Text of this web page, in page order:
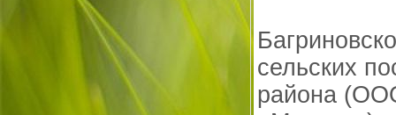
сельских
района